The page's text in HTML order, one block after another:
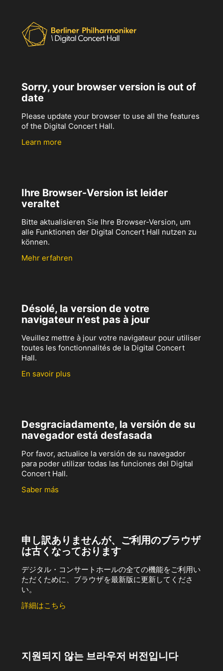
Sorry, your browser version is out of
date
Please update your browser to use all the features
of the Digital Concert Hall.
Learn more
Ihre Browser-Version ist leider
veraltet
Bitte aktualisieren Sie Ihre Browser-Version, um
alle Funktionen der Digital Concert Hall nutzen zu
können.
Mehr erfahren
Désolé, la version de votre
navigateur n’est pas à jour
Veuillez mettre à jour votre navigateur pour utiliser
toutes les fonctionnalités de la Digital Concert
Hall.
En savoir plus
Desgraciadamente, la versión de su
navegador está desfasada
Por favor, actualice la versión de su navegador
para poder utilizar todas las funciones del Digital
Concert Hall.
Saber más
申し訳ありませんが、ご利用のブラウザ
は古くなっております
デジタル・コンサートホールの全ての機能をご利用い
ただくために、ブラウザを最新版に更新してくださ
い。
詳細はこちら
지원되지 않는 브라우저 버전입니다